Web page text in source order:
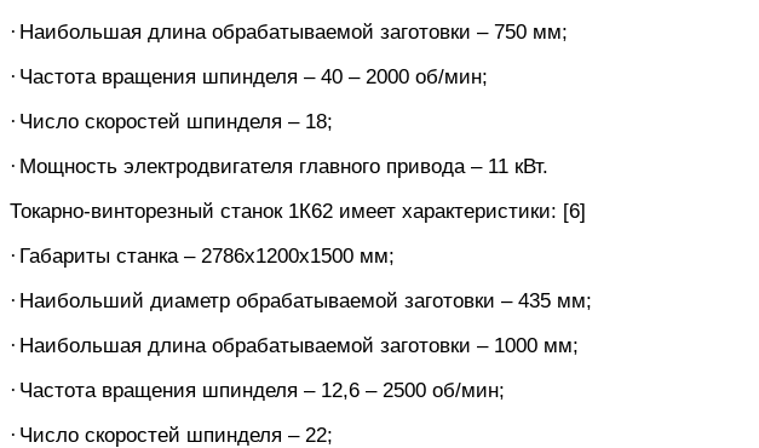
· Наибольшая длина обрабатываемой заготовки – 750 мм;
· Частота вращения шпинделя – 40 – 2000 об/мин;
· Число скоростей шпинделя – 18;
· Мощность электродвигателя главного привода – 11 кВт.
Токарно-винторезный станок 1К62 имеет характеристики: [6]
· Габариты станка – 2786х1200х1500 мм;
· Наибольший диаметр обрабатываемой заготовки – 435 мм;
· Наибольшая длина обрабатываемой заготовки – 1000 мм;
· Частота вращения шпинделя – 12,6 – 2500 об/мин;
· Число скоростей шпинделя – 22;